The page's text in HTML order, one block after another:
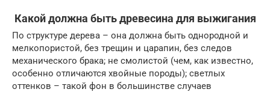
Какой должна быть древесина для выжигания
По структуре дерева – она должна быть однородной и
мелкопористой, без трещин и царапин, без следов
механического брака; не смолистой (чем, как известно,
особенно отличаются хвойные породы); светлых
оттенков – такой фон в большинстве случаев